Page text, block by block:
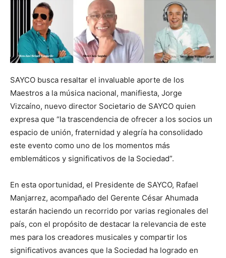
SAYCO busca resaltar el invaluable aporte de los
Maestros a la música nacional, manifiesta, Jorge
Vizcaíno, nuevo director Societario de SAYCO quien
expresa que “la trascendencia de ofrecer a los socios un
espacio de unión, fraternidad y alegría ha consolidado
este evento como uno de los momentos más
emblemáticos y significativos de la Sociedad”.
En esta oportunidad, el Presidente de SAYCO, Rafael
Manjarrez, acompañado del Gerente César Ahumada
estarán haciendo un recorrido por varias regionales del
país, con el propósito de destacar la relevancia de este
mes para los creadores musicales y compartir los
significativos avances que la Sociedad ha logrado en